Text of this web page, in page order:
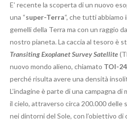
E’ recente la scoperta di un nuovo
una “super-Terra“, che tutti abbiamo
gemelli della Terra ma con un raggio
nostro pianeta. La caccia al tesoro è
Transiting Exoplanet Survey Satellite
nuovo mondo alieno, chiamato TOI-
perché risulta avere una densità
L’indagine è parte di una campagna
il cielo, attraverso circa 200.000 delle
nei dintorni del Sole, con l’obiettivo di